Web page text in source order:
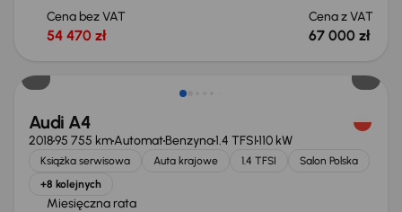
Cena bez VAT
54 470 zł
Cena z VAT
67 000 zł
Audi A4
201895 755 kmAutomatBenzyna1.4 TFSI110 kW
Książka serwisowa Auta krajowe 1.4 TFSI
Salon Polska
+8 kolejnych
Miesięczna rata